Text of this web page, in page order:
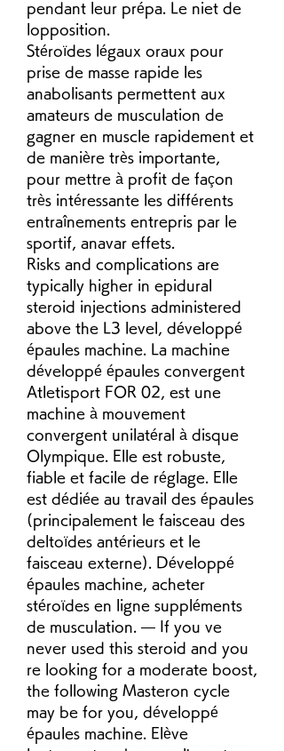
pendant leur prépa. Le niet de
lopposition.
Stéroïdes légaux oraux pour
prise de masse rapide les
anabolisants permettent aux
amateurs de musculation de
gagner en muscle rapidement et
de manière très importante,
pour mettre à profit de façon
très intéressante les différents
entraînements entrepris par le
sportif, anavar effets.
Risks and complications are
typically higher in epidural
steroid injections administered
above the L3 level, développé
épaules machine. La machine
développé épaules convergent
Atletisport FOR 02, est une
machine à mouvement
convergent unilatéral à disque
Olympique. Elle est robuste,
fiable et facile de réglage. Elle
est dédiée au travail des épaules
(principalement le faisceau des
deltoïdes antérieurs et le
faisceau externe). Développé
épaules machine, acheter
stéroïdes en ligne suppléments
de musculation. — If you ve
never used this steroid and you
re looking for a moderate boost,
the following Masteron cycle
may be for you, développé
épaules machine. Elève